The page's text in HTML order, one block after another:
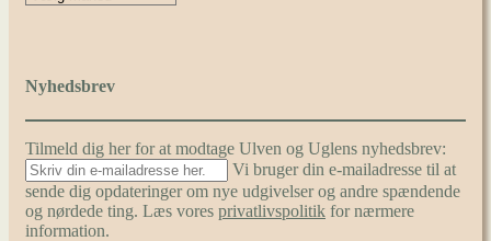
Nyhedsbrev
Tilmeld dig her for at modtage Ulven og Uglens nyhedsbrev:
Vi bruger din e-mailadresse til at
sende dig opdateringer om nye udgivelser og andre spændende
og nørdede ting. Læs vores privatlivspolitik for nærmere
information.